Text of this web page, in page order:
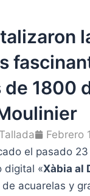
de 1800
Febrero
el pasado
digital «Xàbia al
acuarelas y